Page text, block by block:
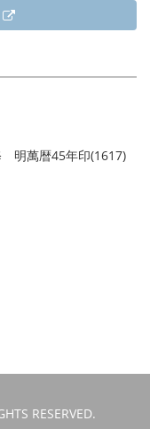
明萬暦45年印(1617)
RESERVED.